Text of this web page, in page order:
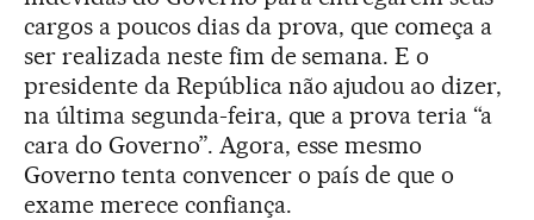
cargos a poucos dias da prova, que começa a
ser realizada neste fim de semana. E o
presidente da República não ajudou ao dizer,
na última segunda-feira, que a prova teria “a
cara do Governo”. Agora, esse mesmo
Governo tenta convencer o país de que o
exame merece confiança.